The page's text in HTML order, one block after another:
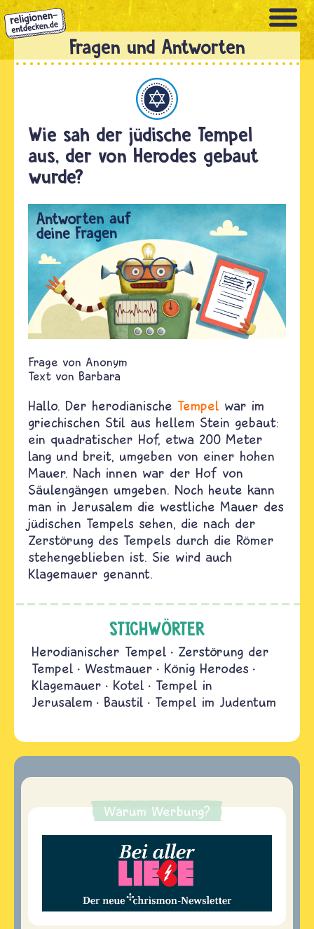
Direkt
zum
Inhalt
Wie sah der jüdische Tempel
aus, der von Herodes gebaut
wurde?
Anonym
Text von Barbara
Hallo. Der herodianische Tempel war im
griechischen Stil aus hellem Stein gebaut:
ein quadratischer Hof, etwa 200 Meter
lang und breit, umgeben von einer hohen
Mauer. Nach innen war der Hof von
Säulengängen umgeben. Noch heute kann
man in Jerusalem die westliche Mauer des
jüdischen Tempels sehen, die nach der
Zerstörung des Tempels durch die Römer
stehengeblieben ist. Sie wird auch
Klagemauer genannt.
STICHWÖRTER
Herodianischer Tempel
Zerstörung der
Tempel
Westmauer
König Herodes
Klagemauer
Kotel
Tempel in
Jerusalem
Baustil Tempel im Judentum
Warum Werbung?